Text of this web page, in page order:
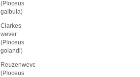
(Ploceus
galbula)
Clarkes
wever
(Ploceus
golandi)
Reuzenwever
(Ploceus